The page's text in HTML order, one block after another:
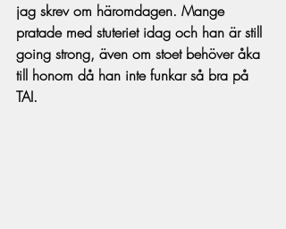
jag skrev om häromdagen. Mange
pratade med stuteriet idag och han är still
going strong, även om stoet behöver åka
till honom då han inte funkar så bra på
TAI.